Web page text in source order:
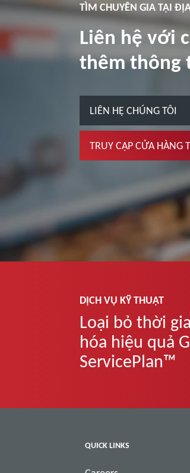
TÌM CHUYÊN GIA TẠI
Liên hệ với
thêm thông
LIÊN HỆ CHÚNG TÔI
TRUY CẬP CỬA HÀNG
DỊCH VỤ KỸ THUẬT
Loại bỏ thời
hóa hiệu quả
ServicePlan™
QUICK LINKS